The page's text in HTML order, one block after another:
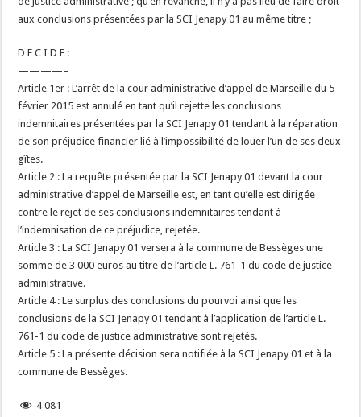
aux conclusions présentées par la SCI Jenapy 01 au même titre ;
D E C I D E :
————–
Article 1er : L’arrêt de la cour administrative d’appel de Marseille du 5
février 2015 est annulé en tant qu’il rejette les conclusions
indemnitaires présentées par la SCI Jenapy 01 tendant à la réparation
de son préjudice financier lié à l’impossibilité de louer l’un de ses deux
gîtes.
Article 2 : La requête présentée par la SCI Jenapy 01 devant la cour
administrative d’appel de Marseille est, en tant qu’elle est dirigée
contre le rejet de ses conclusions indemnitaires tendant à
l’indemnisation de ce préjudice, rejetée.
Article 3 : La SCI Jenapy 01 versera à la commune de Bessèges une
somme de 3 000 euros au titre de l’article L. 761-1 du code de justice
administrative.
Article 4 : Le surplus des conclusions du pourvoi ainsi que les
conclusions de la SCI Jenapy 01 tendant à l’application de l’article L.
761-1 du code de justice administrative sont rejetés.
Article 5 : La présente décision sera notifiée à la SCI Jenapy 01 et à la
commune de Bessèges.
4 081